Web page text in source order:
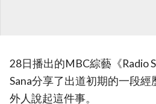
28日播出的MBC綜藝《Radio
Sana分享了出道初期的一段
外人說起這件事。